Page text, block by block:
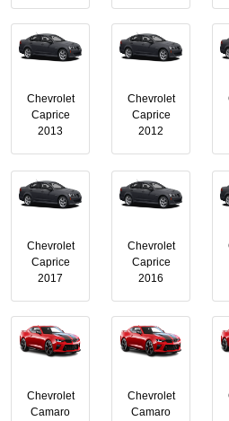
Chevrolet
Caprice
2012
Chevrolet
Caprice
2013
Chevrolet
Caprice
2016
Chevrolet
Caprice
2017
Chevrolet
Camaro
Chevrolet
Camaro